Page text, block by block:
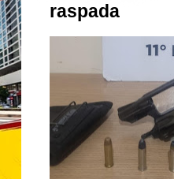
raspada